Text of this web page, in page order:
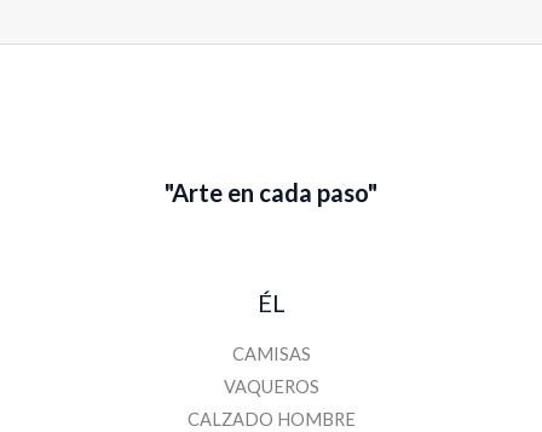
m
"Arte en cada paso"
ÉL
CAMISAS
VAQUEROS
CALZADO HOMBRE